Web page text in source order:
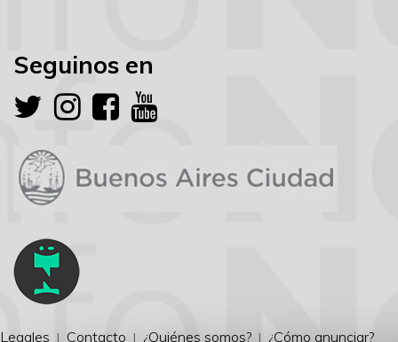
Seguinos en
Legales Contacto ¿Quiénes somos? ¿Cómo anunciar?